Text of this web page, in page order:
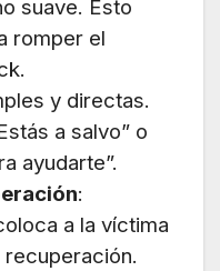
suave. Esto
romper el
y directas.
a salvo” o
ayudarte”.
:
a la víctima